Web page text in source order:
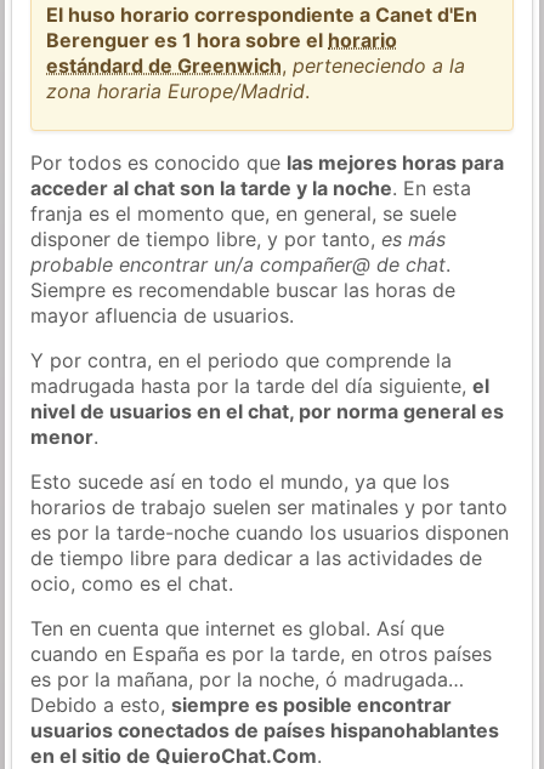
El huso horario correspondiente a Canet d'En
Berenguer es 1 hora sobre el horario
estándard de Greenwich,perteneciendo a la
zona horaria Europe/Madrid.
Por todos es conocido que las mejores horas para
acceder al chat son la tarde y la noche. En esta
franja es el momento que, en general, se suele
disponer de tiempo libre, y por tanto,es más
probable encontrar un/a compañer@ de chat.
Siempre es recomendable buscar las horas de
mayor afluencia de usuarios.
Y por contra, en el periodo que comprende la
madrugada hasta por la tarde del día siguiente,el
nivel de usuarios en el chat, por norma general es
menor.
Esto sucede así en todo el mundo, ya que los
horarios de trabajo suelen ser matinales y por tanto
es por la tarde-noche cuando los usuarios disponen
de tiempo libre para dedicar a las actividades de
ocio, como es el chat.
Ten en cuenta que internet es global. Así que
cuando en España es por la tarde, en otros países
es por la mañana, por la noche, ó madrugada…
Debido a esto,siempre es posible encontrar
usuarios conectados de países hispanohablantes
en el sitio de QuieroChat.Com.